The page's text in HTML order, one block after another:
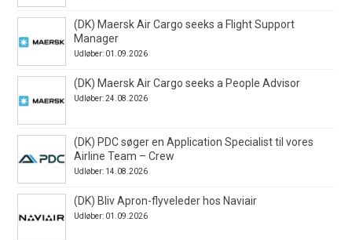
(DK) Maersk Air Cargo seeks a Flight Support
Manager
Udløber: 01.09.2026
(DK) Maersk Air Cargo seeks a People Advisor
Udløber: 24.08.2026
(DK) PDC søger en Application Specialist til vores
Airline Team – Crew
Udløber: 14.08.2026
(DK) Bliv Apron-flyveleder hos Naviair
Udløber: 01.09.2026